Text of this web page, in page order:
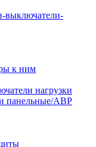
выключатели-
к ним
нагрузки
панельные/АВР